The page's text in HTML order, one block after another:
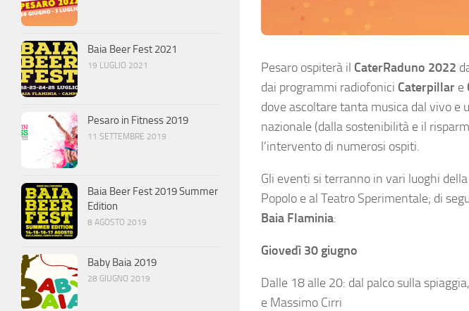
Pesaro ospiterà il CaterRaduno 2022
dai programmi radiofonici Caterpillar e
dove ascoltare tanta musica dal vivo
nazionale (dalla sostenibilità e il
l’intervento di numerosi ospiti.
Gli eventi si terranno in vari luoghi
Popolo e al Teatro Sperimentale; di
Baia Flaminia:
Giovedì 30 giugno
Dalle 18 alle 20: dal palco sulla
e Massimo Cirri
Baia Beer Fest 2021
19 LUGLIO 2021
Pesaro in Fitness 2019
11 SETTEMBRE 2019
Baia Beer Fest 2019 Summer
Edition
8 AGOSTO 2019
Baby Baia 2019
28 GIUGNO 2019